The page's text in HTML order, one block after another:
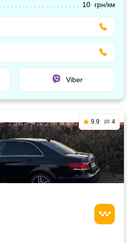
10 грн/км
Viber
9.9 4